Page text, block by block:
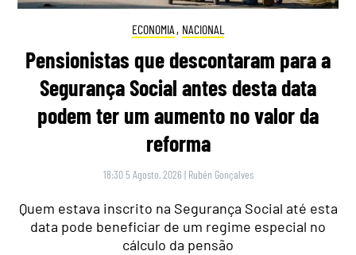
ECONOMIA , NACIONAL
Pensionistas que descontaram para a
Segurança Social antes desta data
podem ter um aumento no valor da
reforma
18:30 5 Agosto, 2026 | Rubén Gonçalves
Quem estava inscrito na Segurança Social até esta
data pode beneficiar de um regime especial no
cálculo da pensão